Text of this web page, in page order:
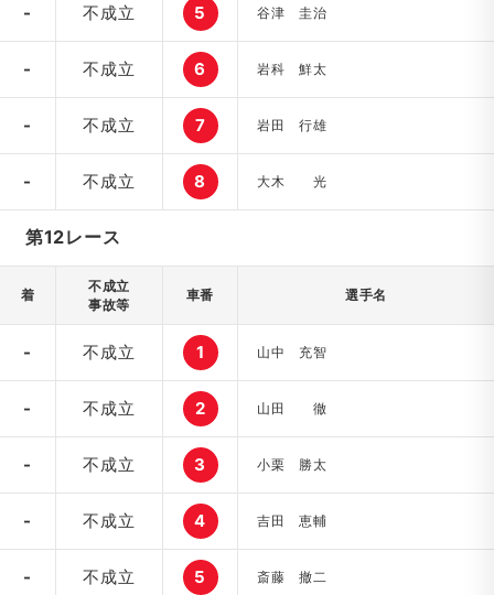
- 不成立 5 谷津 圭治
- 不成立 6 岩科 鮮太
- 不成立 7 岩田 行雄
- 不成立 8 大木 光
第12レース
着
不成立
事故等
車番 選手名
- 不成立 1 山中 充智
- 不成立 2 山田 徹
- 不成立 3 小栗 勝太
- 不成立 4 吉田 恵輔
- 不成立 5 斎藤 撤二